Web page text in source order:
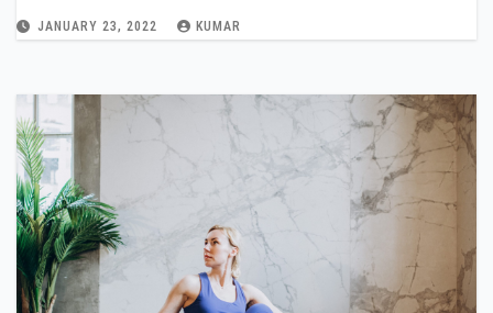
JANUARY 23, 2022 KUMAR